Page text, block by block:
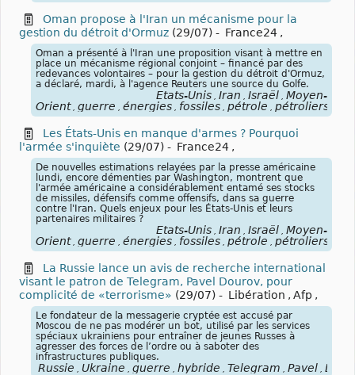
Oman propose à l'Iran un mécanisme pour la
gestion du détroit d'Ormuz (29/07) - France24 ,
Oman a présenté ⁠à l'Iran ​une proposition visant à mettre en
place un mécanisme régional conjoint – financé par des
redevances volontaires – pour la ​gestion du détroit d'Ormuz,
a déclaré, mardi, à l'agence Reuters une source du Golfe.
États-Unis Iran Israël Moyen-
Orient guerre énergies fossiles pétrole pétroliers
Les États-Unis en manque d'armes ? Pourquoi
l'armée s'inquiète (29/07) - France24 ,
De nouvelles estimations relayées par la presse américaine
lundi, encore démenties par Washington, montrent que
l'armée américaine a considérablement entamé ses stocks
de missiles, défensifs comme offensifs, dans sa guerre
contre l'Iran. Quels enjeux pour les États-Unis et leurs
partenaires militaires ?
États-Unis Iran Israël Moyen-
Orient guerre énergies fossiles pétrole pétroliers
La Russie lance un avis de recherche international
visant le patron de Telegram, Pavel Dourov, pour
complicité de «terrorisme» (29/07) - Libération , Afp ,
Le fondateur de la messagerie cryptée est accusé par
Moscou de ne pas modérer un bot, utilisé par les services
spéciaux ukrainiens pour entraîner de jeunes Russes à
agresser des forces de l’ordre ou à saboter des
infrastructures publiques.
Russie Ukraine guerre hybride Telegram Pavel